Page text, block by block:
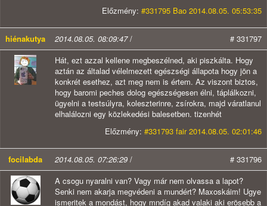
Előzmény: #331795 Bao 2014.08.05. 05:53:35
hiénakutya 2014.08.05. 08:09:47/
# 331797
Hát, ezt azzal kellene megbeszélned, aki piszkálta. Hogy
aztán az általad vélelmezett egészségi állapota hogy jön a
konkrét esethez, azt meg nem is értem. Az viszont biztos,
hogy baromi peches dolog egészségesen élni, táplálkozni,
ügyelni a testsúlyra, koleszterinre, zsírokra, majd váratlanul
elhalálozni egy közlekedési balesetben. tizenhét
Előzmény: #331793 fair 2014.08.05. 02:01:46
focilabda 2014.08.05. 07:26:29 /
# 331796
A csogu nyaralni van? Vagy már nem olvassa a lapot?
Senki nem akarja megvédeni a mundért? Maxoskáim! Ugye
ismeritek a mondást, hogy mndíg akad valaki aki erösebb a